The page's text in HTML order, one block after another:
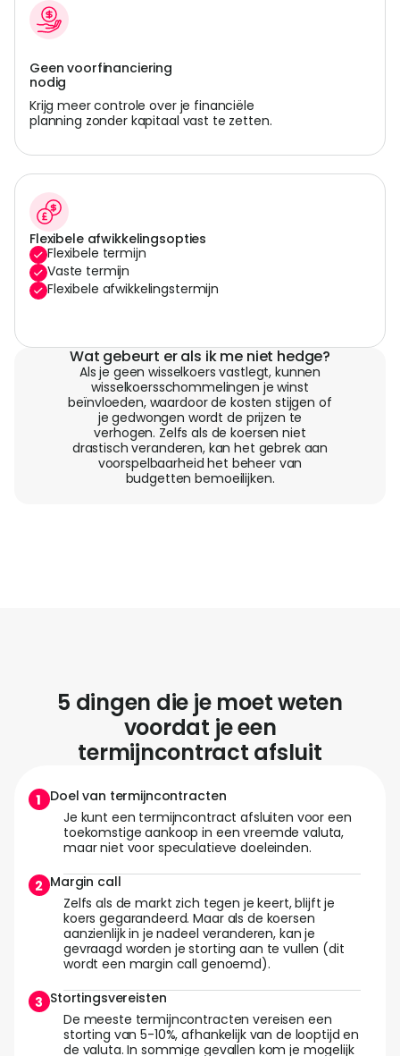
Geen voorfinanciering
nodig
Krijg meer controle over je financiële
planning zonder kapitaal vast te zetten.
Flexibele afwikkelingsopties
Flexibele termijn
Vaste termijn
Flexibele afwikkelingstermijn
Wat gebeurt er als ik me niet hedge?
Als je geen wisselkoers vastlegt, kunnen
wisselkoersschommelingen je winst
beïnvloeden, waardoor de kosten stijgen of
je gedwongen wordt de prijzen te
verhogen. Zelfs als de koersen niet
drastisch veranderen, kan het gebrek aan
voorspelbaarheid het beheer van
budgetten bemoeilijken.
5 dingen die je moet weten
voordat je een
termijncontract afsluit
Doel van termijncontracten
Je kunt een termijncontract afsluiten voor een
toekomstige aankoop in een vreemde valuta,
maar niet voor speculatieve doeleinden.
Margin call
Zelfs als de markt zich tegen je keert, blijft je
koers gegarandeerd. Maar als de koersen
aanzienlijk in je nadeel veranderen, kan je
gevraagd worden je storting aan te vullen (dit
wordt een margin call genoemd).
Stortingsvereisten
De meeste termijncontracten vereisen een
storting van 5-10%, afhankelijk van de looptijd en
de valuta. In sommige gevallen kom je mogelijk